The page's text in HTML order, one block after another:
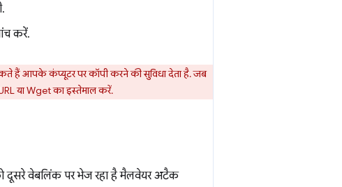
करें.
हैं आपके कंप्यूटर पर कॉपी करने की सुविधा देता है. जब
या Wget का इस्तेमाल करें.
दूसरे वेबलिंक पर भेज रहा है मैलवेयर अटैक